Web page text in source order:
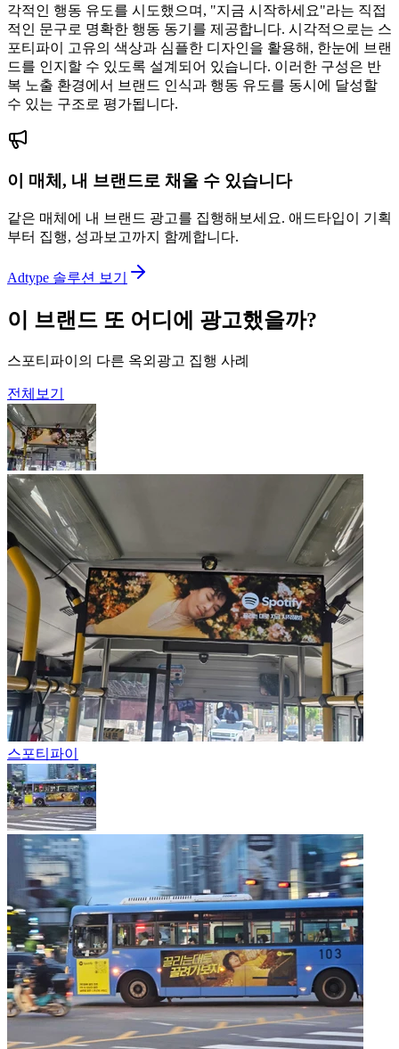
각적인 행동 유도를 시도했으며, "지금 시작하세요"라는 직접
적인 문구로 명확한 행동 동기를 제공합니다. 시각적으로는 스
포티파이 고유의 색상과 심플한 디자인을 활용해, 한눈에 브랜
드를 인지할 수 있도록 설계되어 있습니다. 이러한 구성은 반
복 노출 환경에서 브랜드 인식과 행동 유도를 동시에 달성할
수 있는 구조로 평가됩니다.
이 매체, 내 브랜드로 채울 수 있습니다
같은 매체에 내 브랜드 광고를 집행해보세요. 애드타입이 기획
부터 집행, 성과보고까지 함께합니다.
Adtype 솔루션 보기
이 브랜드 또 어디에 광고했을까?
스포티파이의 다른 옥외광고 집행 사례
전체보기
스포티파이